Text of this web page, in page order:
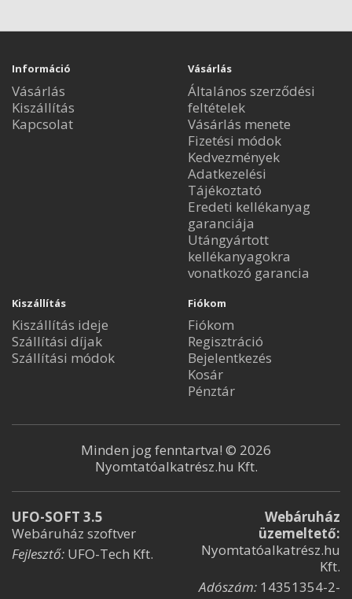
Információ
Vásárlás
Kiszállítás
Kapcsolat
Vásárlás
Általános szerződési
feltételek
Vásárlás menete
Fizetési módok
Kedvezmények
Adatkezelési
Tájékoztató
Eredeti kellékanyag
garanciája
Utángyártott
kellékanyagokra
vonatkozó garancia
Kiszállítás
Kiszállítás ideje
Szállítási díjak
Szállítási módok
Fiókom
Fiókom
Regisztráció
Bejelentkezés
Kosár
Pénztár
Minden jog fenntartva! © 2026
Nyomtatóalkatrész.hu Kft.
UFO-SOFT 3.5
Webáruház szoftver
Fejlesztő: UFO-Tech Kft.
Webáruház
üzemeltető:
Nyomtatóalkatrész.hu
Kft.
Adószám: 14351354-2-